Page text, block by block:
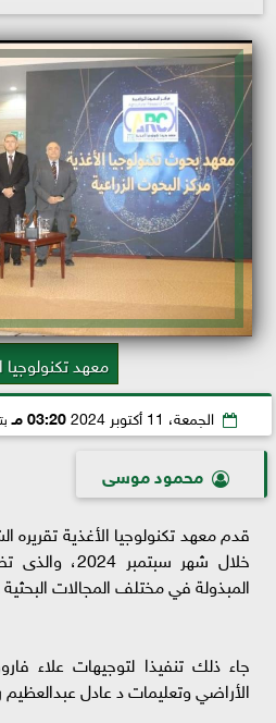
معهد تكنولوجيا
الجمعة، 11 أكتوبر 2024 03:20 مـ
محمود موسى
قدم معهد تكنولوجيا الأغذية تقريره
خلال شهر
المبذولة في مختلف المجالات البحثية
جاء ذلك تنفيذا لتوجيهات علاء
الأراضي وتعليمات د عادل عبدالعظيم